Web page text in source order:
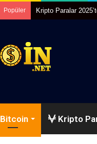
Popüler Kripto Paralar
Bitcoin Kripto